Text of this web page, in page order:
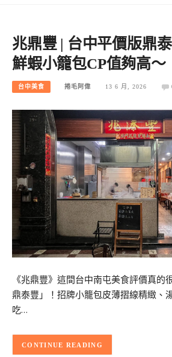
兆鼎豐 | 台中平價版鼎
鮮蝦小籠包CP值夠高～
台中美食 捲毛阿偉 13 6 月, 2026
《兆鼎豐》這間台中南屯美食評價真的
鼎泰豐」！招牌小籠包皮薄摺線精緻、
吃…
CONTINUE READING